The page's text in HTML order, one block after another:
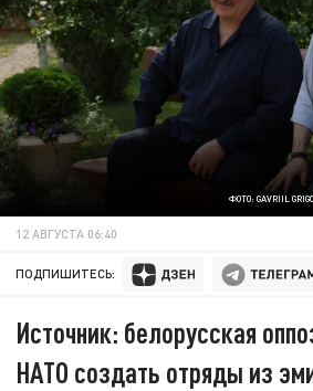
ФОТО: GAVRIIL
12 АВГУСТА 06:40
ПОДПИШИТЕСЬ:
Источник: белорусская
НАТО создать отряды из